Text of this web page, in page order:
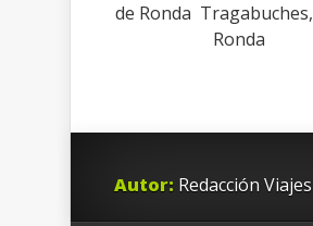
de Ronda Tragabuches,
Ronda
Autor: Redacción Viajes